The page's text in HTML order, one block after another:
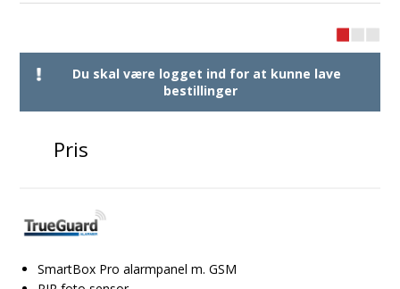
Du skal være logget ind for at kunne lave
bestillinger
Pris
SmartBox Pro alarmpanel m. GSM